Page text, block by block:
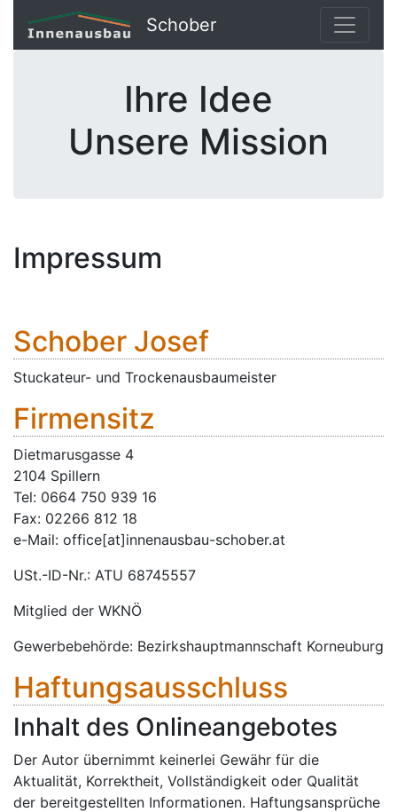
Schober
Ihre Idee
Unsere Mission
Impressum
Schober Josef
Stuckateur- und Trockenausbaumeister
Firmensitz
Dietmarusgasse 4
2104 Spillern
Tel: 0664 750 939 16
Fax: 02266 812 18
e-Mail: office[at]innenausbau-schober.at
USt.-ID-Nr.: ATU 68745557
Mitglied der WKNÖ
Gewerbebehörde: Bezirkshauptmannschaft Korneuburg
Haftungsausschluss
Inhalt des Onlineangebotes
Der Autor übernimmt keinerlei Gewähr für die
Aktualität, Korrektheit, Vollständigkeit oder Qualität
der bereitgestellten Informationen. Haftungsansprüche